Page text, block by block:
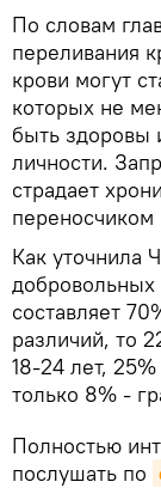
По словам
переливания
крови могут
которых не
быть здоровы
личности.
страдает
Как уточнила
составляет
различий, то
18-24 лет,
только 8% -
Полностью
послушать по